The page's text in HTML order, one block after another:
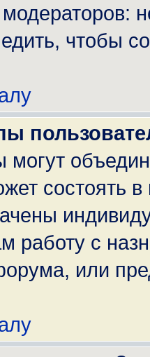
чтобы
могут
состоять
работу с
или